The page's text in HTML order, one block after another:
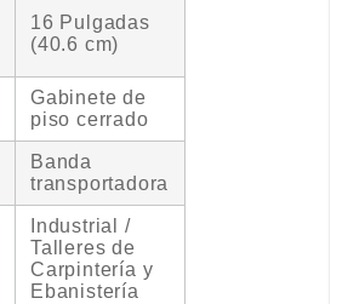
16 Pulgadas
(40.6 cm)
Gabinete de
piso cerrado
Banda
transportadora
Industrial /
Talleres de
Carpintería y
Ebanistería